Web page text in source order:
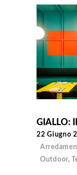
GIALLO:
22 Giugno
Outdoor,